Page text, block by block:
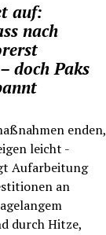
auf:
nach
doch Paks
enden,
leicht -
Aufarbeitung
an
durch Hitze,